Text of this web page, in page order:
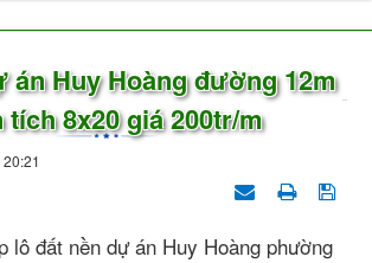
án Huy Hoàng đường 12m
tích 8x20 giá 200tr/m
lô đất nền dự án Huy Hoàng phường